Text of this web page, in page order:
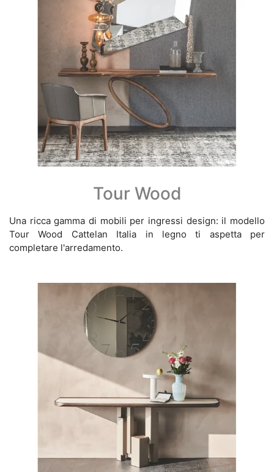
Tour Wood
Una ricca gamma di mobili per ingressi design: il modello
Tour Wood Cattelan Italia in legno ti aspetta per
completare l'arredamento.